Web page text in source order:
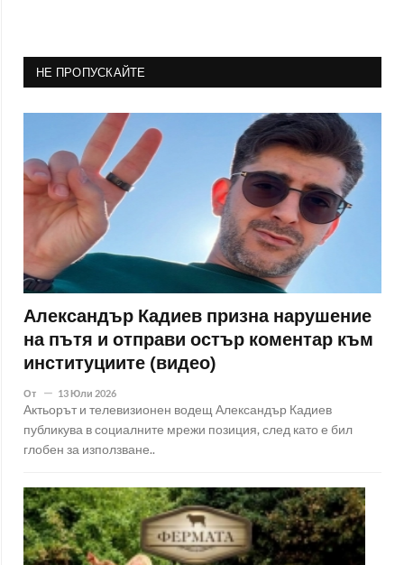
НЕ ПРОПУСКАЙТЕ
Александър Кадиев призна нарушение
на пътя и отправи остър коментар към
институциите (видео)
От 13 Юли 2026
Актьорът и телевизионен водещ Александър Кадиев
публикува в социалните мрежи позиция, след като е бил
глобен за използване..